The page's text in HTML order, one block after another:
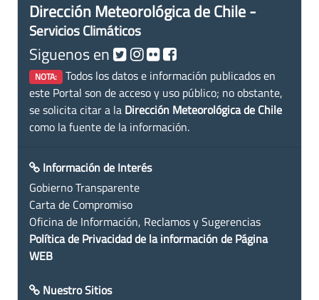
Dirección Meteorológica de Chile -
Servicios Climáticos
Siguenos en
NOTA: Todos los datos e información publicados en
este Portal son de acceso y uso público; no obstante,
se solicita citar a la Dirección Meteorológica de Chile
como la fuente de la información.
Información de Interés
Gobierno Transparente
Carta de Compromiso
Oficina de Información, Reclamos y Sugerencias
Política de Privacidad de la información de Página
WEB
Nuestro Sitios